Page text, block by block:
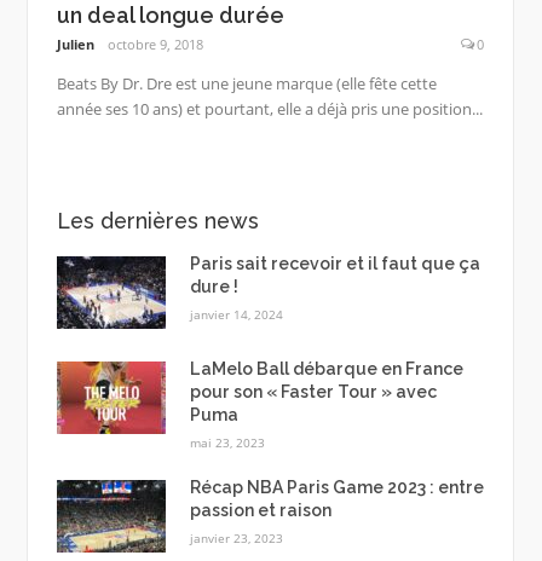
un deal longue durée
Julien octobre 9, 2018 0
Beats By Dr. Dre est une jeune marque (elle fête cette
année ses 10 ans) et pourtant, elle a déjà pris une position...
Les dernières news
Paris sait recevoir et il faut que ça
dure !
janvier 14, 2024
LaMelo Ball débarque en France
pour son « Faster Tour » avec
Puma
mai 23, 2023
Récap NBA Paris Game 2023 : entre
passion et raison
janvier 23, 2023